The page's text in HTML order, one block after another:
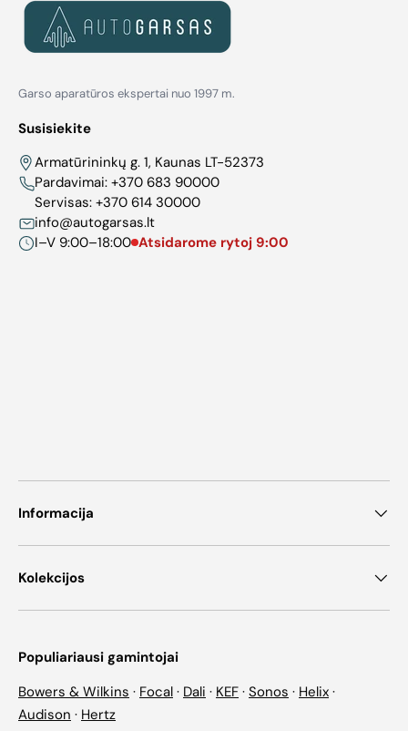
Garso aparatūros ekspertai nuo 1997 m.
Susisiekite
Armatūrininkų g. 1, Kaunas LT-52373
Pardavimai: +370 683 90000
Servisas: +370 614 30000
info@autogarsas.lt
I–V 9:00–18:00 Atsidarome rytoj 9:00
Informacija
Kolekcijos
Populiariausi gamintojai
Bowers & Wilkins · Focal · Dali · KEF · Sonos · Helix ·
Audison · Hertz